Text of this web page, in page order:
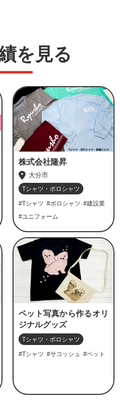
を見る
株式会社隆昇
大分市
Tシャツ・ポロシャツ
#Tシャツ #ポロシャツ #建設業
#ユニフォーム
ペット写真から作るオリ
ジナルグッズ
Tシャツ・ポロシャツ
#Tシャツ #サコッシュ #ペット